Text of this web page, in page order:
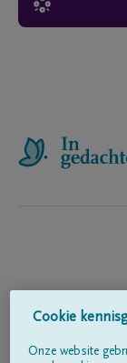
Cookie
Onze website